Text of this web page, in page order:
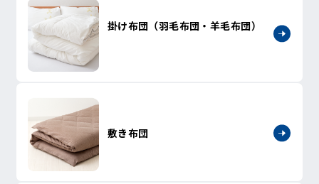
掛け布団（羽毛布団・羊毛布団）
敷き布団